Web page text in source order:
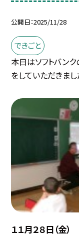
公開日 2025/11/28
できごと
本日はソフトバン
をしていただきまし
１１月２８日（金